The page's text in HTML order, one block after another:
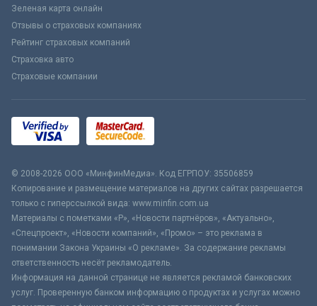
Зеленая карта онлайн
Отзывы о страховых компаниях
Рейтинг страховых компаний
Страховка авто
Страховые компании
© 2008-2026 ООО «МинфинМедиа». Код ЕГРПОУ: 35506859
Копирование и размещение материалов на других сайтах разрешается
только с гиперссылкой вида: www.minfin.com.ua
Материалы с пометками «Р», «Новости партнёров», «Актуально»,
«Спецпроект», «Новости компаний», «Промо» – это реклама в
понимании Закона Украины «О рекламе». За содержание рекламы
ответственность несёт рекламодатель.
Информация на данной странице не является рекламой банковских
услуг. Проверенную банком информацию о продуктах и услугах можно